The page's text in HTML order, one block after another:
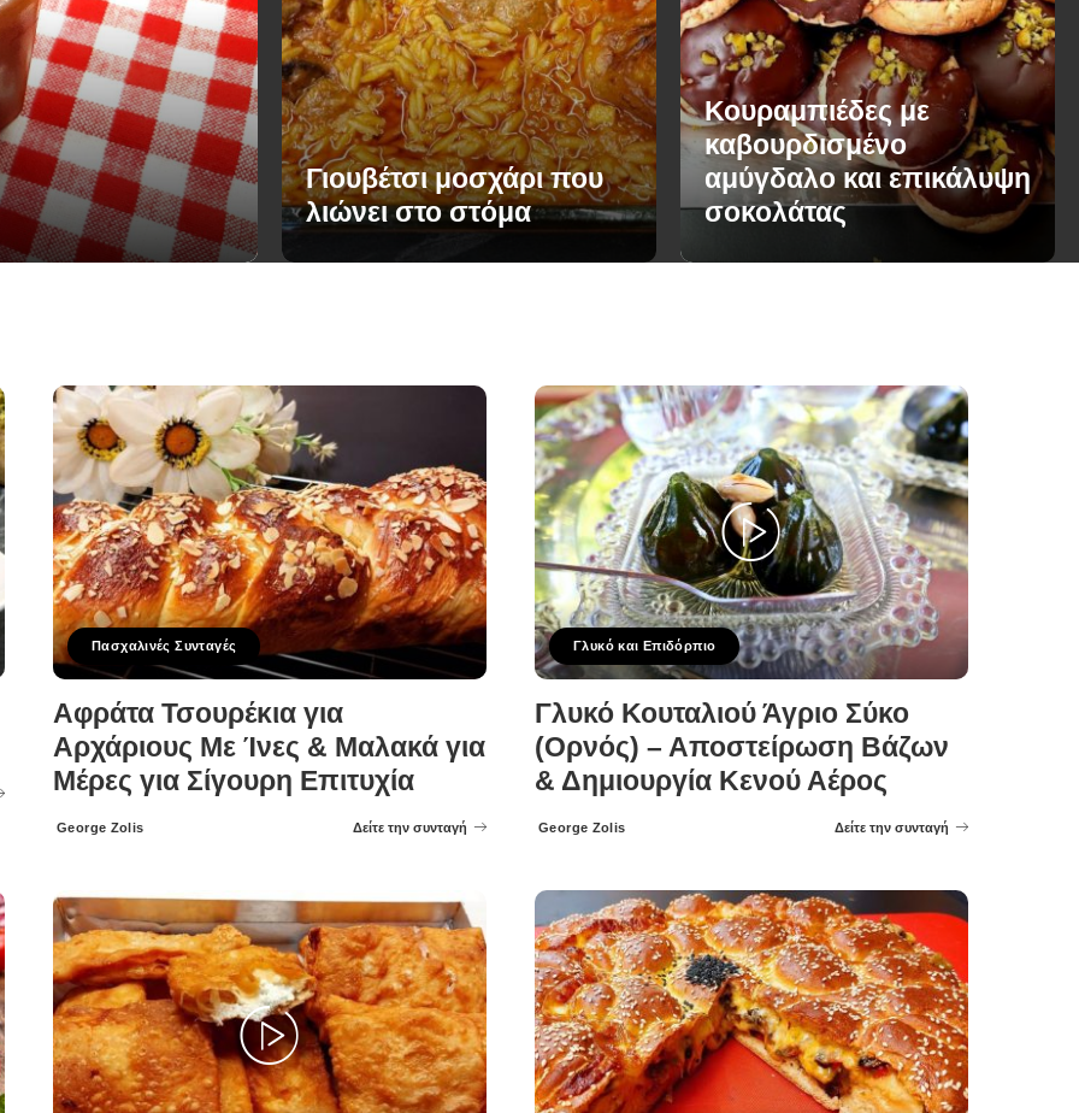
Γιουβέτσι μοσχάρι που
λιώνει στο στόμα
Κουραμπιέδες με
καβουρδισμένο
αμύγδαλο και επικάλυψη
σοκολάτας
Πασχαλινές Συνταγές
Αφράτα Τσουρέκια για
Αρχάριους Με Ίνες & Μαλακά για
Μέρες για Σίγουρη Επιτυχία
Posted
George Zolis Δείτε την συνταγή
Γλυκό και Επιδόρπιο
Γλυκό Κουταλιού Άγριο Σύκο
(Ορνός) – Αποστείρωση Βάζων
& Δημιουργία Κενού Αέρος
Posted
George Zolis Δείτε την συνταγή